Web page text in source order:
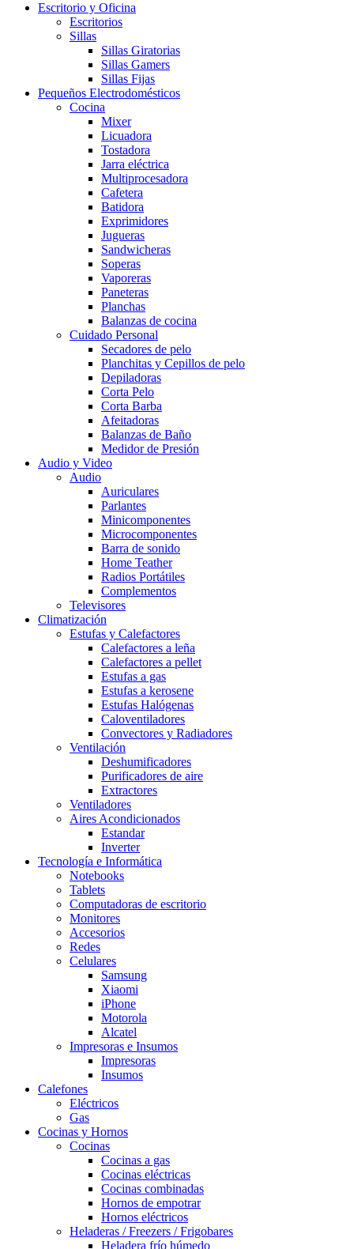
Escritorio y Oficina
Escritorios
Sillas
Sillas Giratorias
Sillas Gamers
Sillas Fijas
Pequeños Electrodomésticos
Cocina
Mixer
Licuadora
Tostadora
Jarra eléctrica
Multiprocesadora
Cafetera
Batidora
Exprimidores
Jugueras
Sandwicheras
Soperas
Vaporeras
Paneteras
Planchas
Balanzas de cocina
Cuidado Personal
Secadores de pelo
Planchitas y Cepillos de pelo
Depiladoras
Corta Pelo
Corta Barba
Afeitadoras
Balanzas de Baño
Medidor de Presión
Audio y Video
Audio
Auriculares
Parlantes
Minicomponentes
Microcomponentes
Barra de sonido
Home Teather
Radios Portátiles
Complementos
Televisores
Climatización
Estufas y Calefactores
Calefactores a leña
Calefactores a pellet
Estufas a gas
Estufas a kerosene
Estufas Halógenas
Caloventiladores
Convectores y Radiadores
Ventilación
Deshumificadores
Purificadores de aire
Extractores
Ventiladores
Aires Acondicionados
Estandar
Inverter
Tecnología e Informática
Notebooks
Tablets
Computadoras de escritorio
Monitores
Accesorios
Redes
Celulares
Samsung
Xiaomi
iPhone
Motorola
Alcatel
Impresoras e Insumos
Impresoras
Insumos
Calefones
Eléctricos
Gas
Cocinas y Hornos
Cocinas
Cocinas a gas
Cocinas eléctricas
Cocinas combinadas
Hornos de empotrar
Hornos eléctricos
Heladeras / Freezers / Frigobares
Heladera frío húmedo